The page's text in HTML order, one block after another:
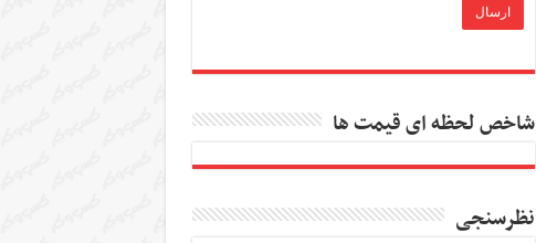
شاخص لحظه ای قیمت ها
نظرسنجی